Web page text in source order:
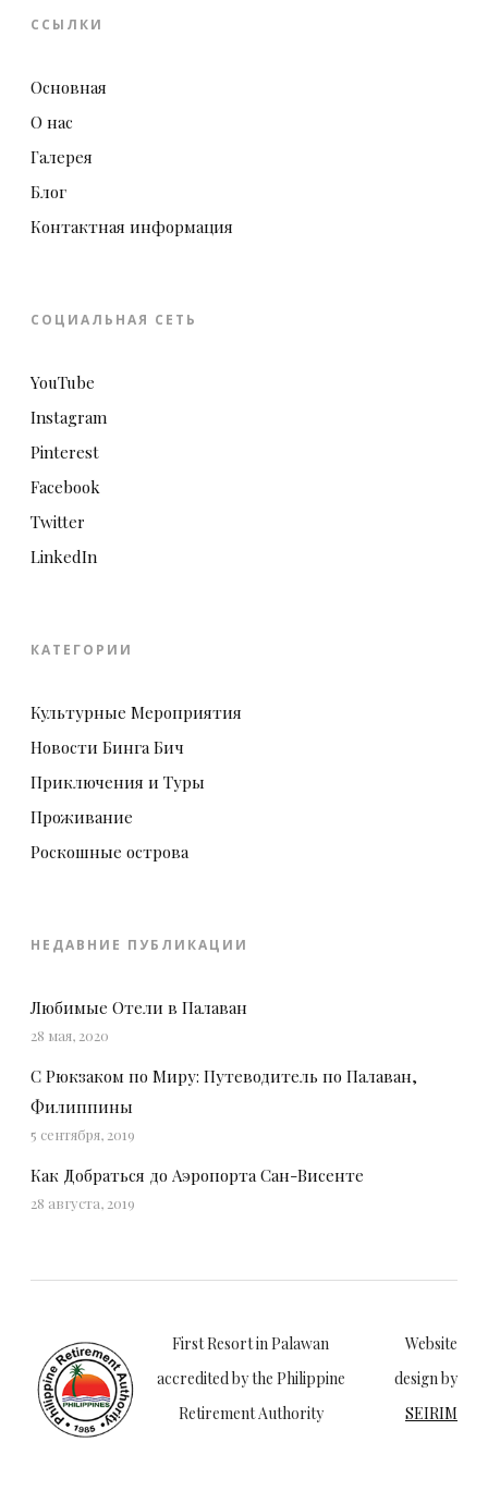
ССЫЛКИ
Основная
О нас
Галерея
Блог
Контактная информация
СОЦИАЛЬНАЯ СЕТЬ
YouTube
Instagram
Pinterest
Facebook
Twitter
LinkedIn
КАТЕГОРИИ
Культурные Мероприятия
Новости Бинга Бич
Приключения и Туры
Проживание
Роскошные острова
НЕДАВНИЕ ПУБЛИКАЦИИ
Любимые Отели в Палаван
28 мая, 2020
С Рюкзаком по Миру: Путеводитель по Палаван,
Филиппины
5 сентября, 2019
Как Добраться до Аэропорта Сан-Висенте
28 августа, 2019
First Resort in Palawan
accredited by the Philippine
Retirement Authority
Website
design by
SEIRIM